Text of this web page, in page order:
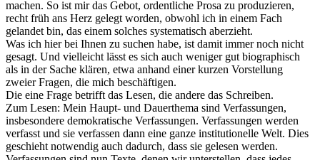
machen. So ist mir das Gebot, ordentliche Prosa zu produzieren,
recht früh ans Herz gelegt worden, obwohl ich in einem Fach
gelandet bin, das einem solches systematisch aberzieht.
Was ich hier bei Ihnen zu suchen habe, ist damit immer noch nicht
gesagt. Und vielleicht lässt es sich auch weniger gut biographisch
als in der Sache klären, etwa anhand einer kurzen Vorstellung
zweier Fragen, die mich beschäftigen.
Die eine Frage betrifft das Lesen, die andere das Schreiben.
Zum Lesen: Mein Haupt- und Dauerthema sind Verfassungen,
insbesondere demokratische Verfassungen. Verfassungen werden
verfasst und sie verfassen dann eine ganze institutionelle Welt. Dies
geschieht notwendig auch dadurch, dass sie gelesen werden.